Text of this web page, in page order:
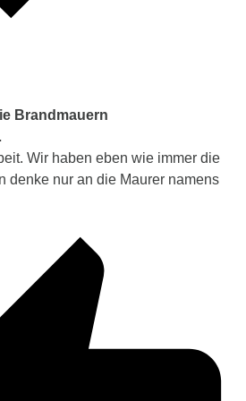
Brandmauern
Wir haben eben wie immer die
denke nur an die Maurer namens